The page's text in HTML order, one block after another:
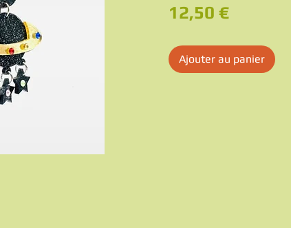
12,50 €Prix
Ajouter au panier